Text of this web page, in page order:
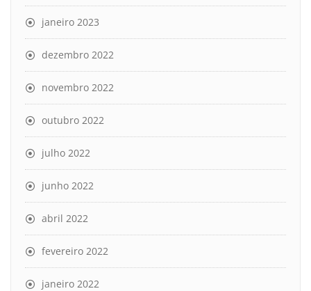
janeiro 2023
dezembro 2022
novembro 2022
outubro 2022
julho 2022
junho 2022
abril 2022
fevereiro 2022
janeiro 2022